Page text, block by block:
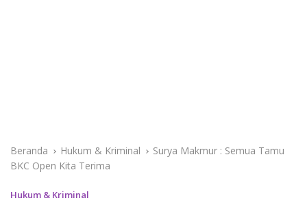
Beranda Hukum & Kriminal
Surya Makmur : Semua Tamu
BKC Open Kita Terima
Hukum & Kriminal